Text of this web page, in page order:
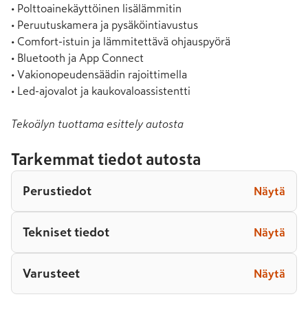
• Polttoainekäyttöinen lisälämmitin
• Peruutuskamera ja pysäköintiavustus
• Comfort-istuin ja lämmitettävä ohjauspyörä
• Bluetooth ja App Connect
• Vakionopeudensäädin rajoittimella
• Led-ajovalot ja kaukovaloassistentti
Tekoälyn tuottama esittely autosta
Tarkemmat tiedot autosta
Perustiedot Näytä
Tekniset tiedot Näytä
Varusteet Näytä